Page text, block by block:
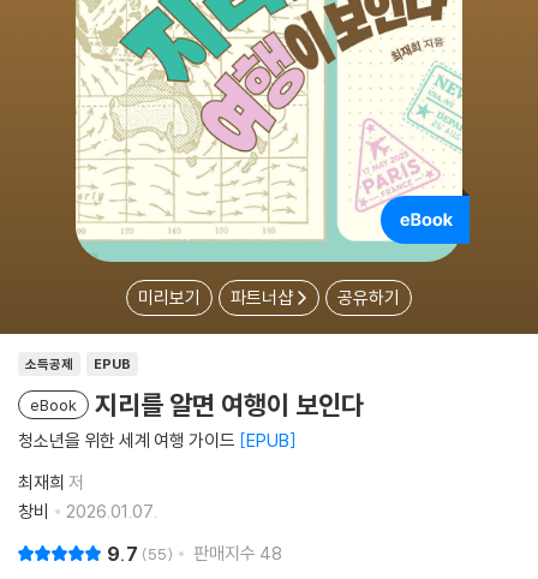
미리보기 파트너샵 공유하기
소득공제 EPUB
eBook 지리를 알면 여행이 보인다
청소년을 위한 세계 여행 가이드 EPUB
최재희 저
창비
2026.01.07.
9.7 55 판매지수 48